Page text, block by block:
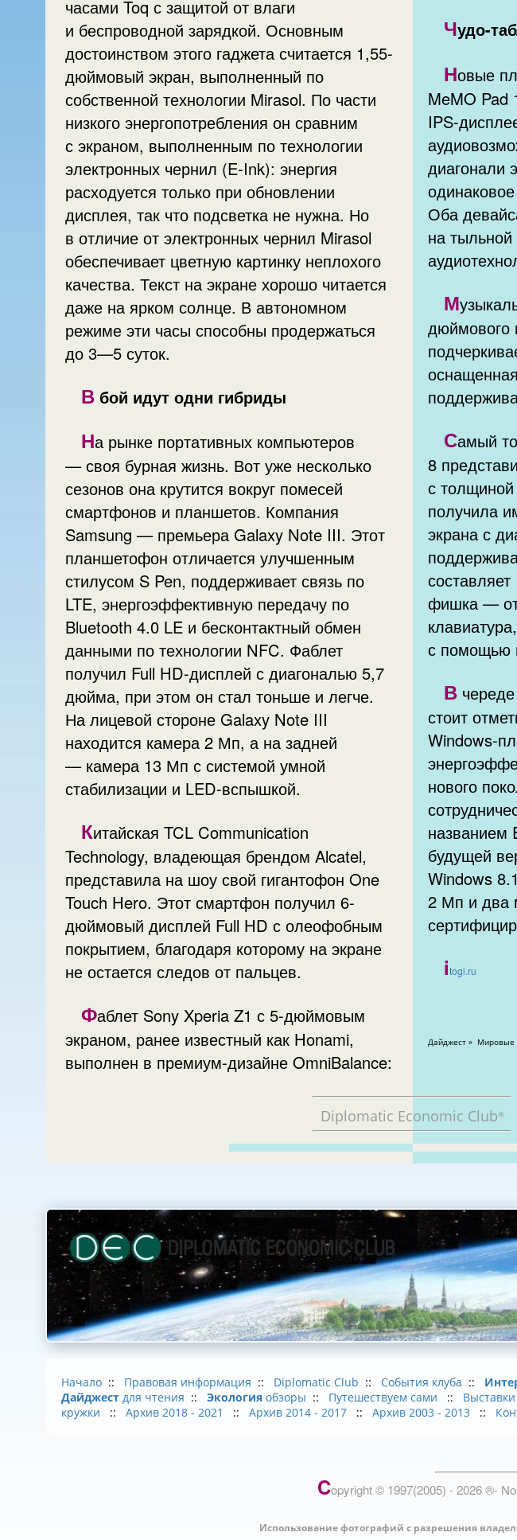
часами Toq с защитой от влаги
и беспроводной зарядкой. Основным
достоинством этого гаджета считается 1,55-
дюймовый экран, выполненный по
собственной технологии Mirasol. По части
низкого энергопотребления он сравним
с экраном, выполненным по технологии
электронных чернил (E-Ink): энергия
расходуется только при обновлении
дисплея, так что подсветка не нужна. Но
в отличие от электронных чернил Mirasol
обеспечивает цветную картинку неплохого
качества. Текст на экране хорошо читается
даже на ярком солнце. В автономном
режиме эти часы способны продержаться
до 3—5 суток.
В бой идут одни гибриды
На рынке портативных компьютеров
— своя бурная жизнь. Вот уже несколько
сезонов она крутится вокруг помесей
смартфонов и планшетов. Компания
Samsung — премьера Galaxy Note III. Этот
планшетофон отличается улучшенным
стилусом S Pen, поддерживает связь по
LTE, энергоэффективную передачу по
Bluetooth 4.0 LE и бесконтактный обмен
данными по технологии NFC. Фаблет
получил Full HD-дисплей с диагональю 5,7
дюйма, при этом он стал тоньше и легче.
На лицевой стороне Galaxy Note III
находится камера 2 Мп, а на задней
— камера 13 Мп с системой умной
стабилизации и LED-вспышкой.
Китайская TCL Communication
Technology, владеющая брендом Alcatel,
представила на шоу свой гигантофон One
Touch Hero. Этот смартфон получил 6-
дюймовый дисплей Full HD с олеофобным
покрытием, благодаря которому на экране
не остается следов от пальцев.
Фаблет Sony Xperia Z1 с 5-дюймовым
экраном, ранее известный как Honami,
выполнен в премиум-дизайне OmniBalance:
Чудо-
Новые
MeMO Pad
IPS-
диагонали
Оба
на
М
дюймового
Самый
8
с
получила
экрана с
фишка —
с помощью
В
стоит
Windows-
нового
названием
будущей
Windows
2 Мп и два
itogi.ru
Diplomatic Economic Club®
Начало :: Правовая информация :: Diplomatic Club :: События клуба ::
Дайджест для чтения :: Экология обзоры :: Путешествуем сами ::
кружки
:: Архив 2018 - 2021 :: Архив 2014 - 2017 :: Архив 2003 - 2013 ::
Copyright © 1997(2005) -2026®-
Использование фотографий с разрешения